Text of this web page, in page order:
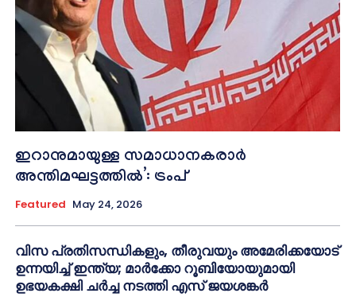
ഇറാനുമായുള്ള സമാധാനകരാർ
അന്തിമഘട്ടത്തിൽ‌’: ട്രംപ്
Featured May 24, 2026
വിസ പ്രതിസന്ധികളും, തീരുവയും അമേരിക്കയോട്
ഉന്നയിച്ച് ഇന്ത്യ; മാർക്കോ റൂബിയോയുമായി
ഉഭയകക്ഷി ചർച്ച നടത്തി എസ് ജയശങ്കർ